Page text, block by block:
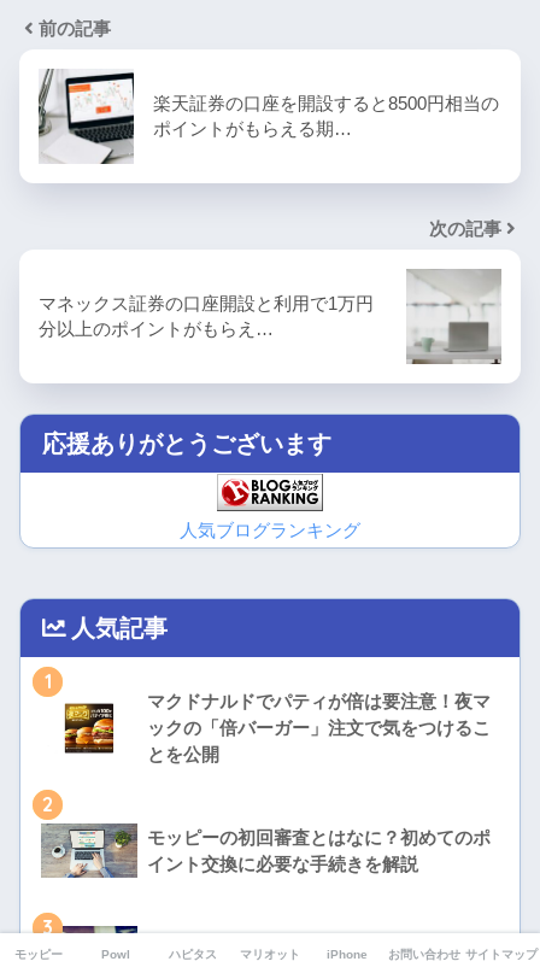
前の記事
楽天証券の口座を開設すると8500円相当の
ポイントがもらえる期…
次の記事
マネックス証券の口座開設と利用で1万円
分以上のポイントがもらえ…
応援ありがとうございます
人気ブログランキング
人気記事
1
マクドナルドでパティが倍は要注意！夜マ
ックの「倍バーガー」注文で気をつけるこ
とを公開
2
モッピーの初回審査とはなに？初めてのポ
イント交換に必要な手続きを解説
3
楽天市場とYahoo!ショッピングはどっちが
モッピー Powl ハピタス マリオット iPhone お問い合わせ サイトマップ